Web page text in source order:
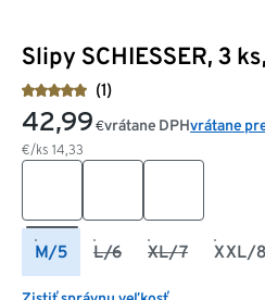
Slipy SCHIESSER, 3
(1)
42,99 €
€/ks 14,33
vrátane DPHvrátane
M/5 L/6 XL/7 XXL/8